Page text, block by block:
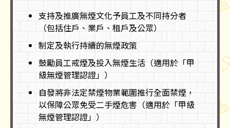
支持及推廣無煙文化予員工及不同持分者
（包括住戶、業戶、租戶及公眾）
制定及執行持續的無煙政策
鼓勵員工戒煙及投入無煙生活（適用於「甲
級無煙管理認證」）
自發將非法定禁煙物業範圍推行全面禁煙，
以保障公眾免受二手煙危害（適用於「甲級
無煙管理認證」）